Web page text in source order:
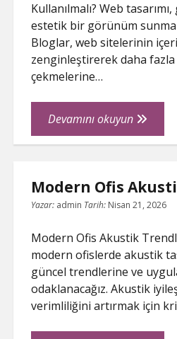
Kullanılmalı? Web
estetik bir görünüm
Bloglar, web sitelerinin
zenginleştirerek daha
çekmelerine…
Devamını okuyunİstanbul
Web
Blog
Modern Ofis
Yazar: admin Tarih: Nisan 21, 2026
Modern Ofis Akustik
modern ofislerde akustik
güncel trendlerine ve
odaklanacağız. Akustik
verimliliğini artırmak için